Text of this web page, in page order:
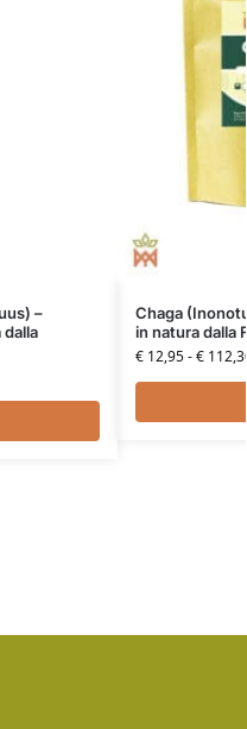
–
Chaga
in natura dalla
€12,95-€